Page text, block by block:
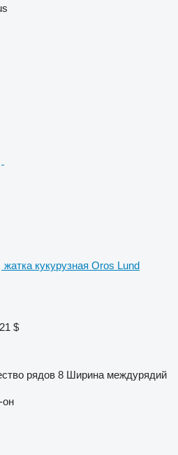
жатка кукурузная Oros Lund
$
рядов 8 Ширина междурядий
он